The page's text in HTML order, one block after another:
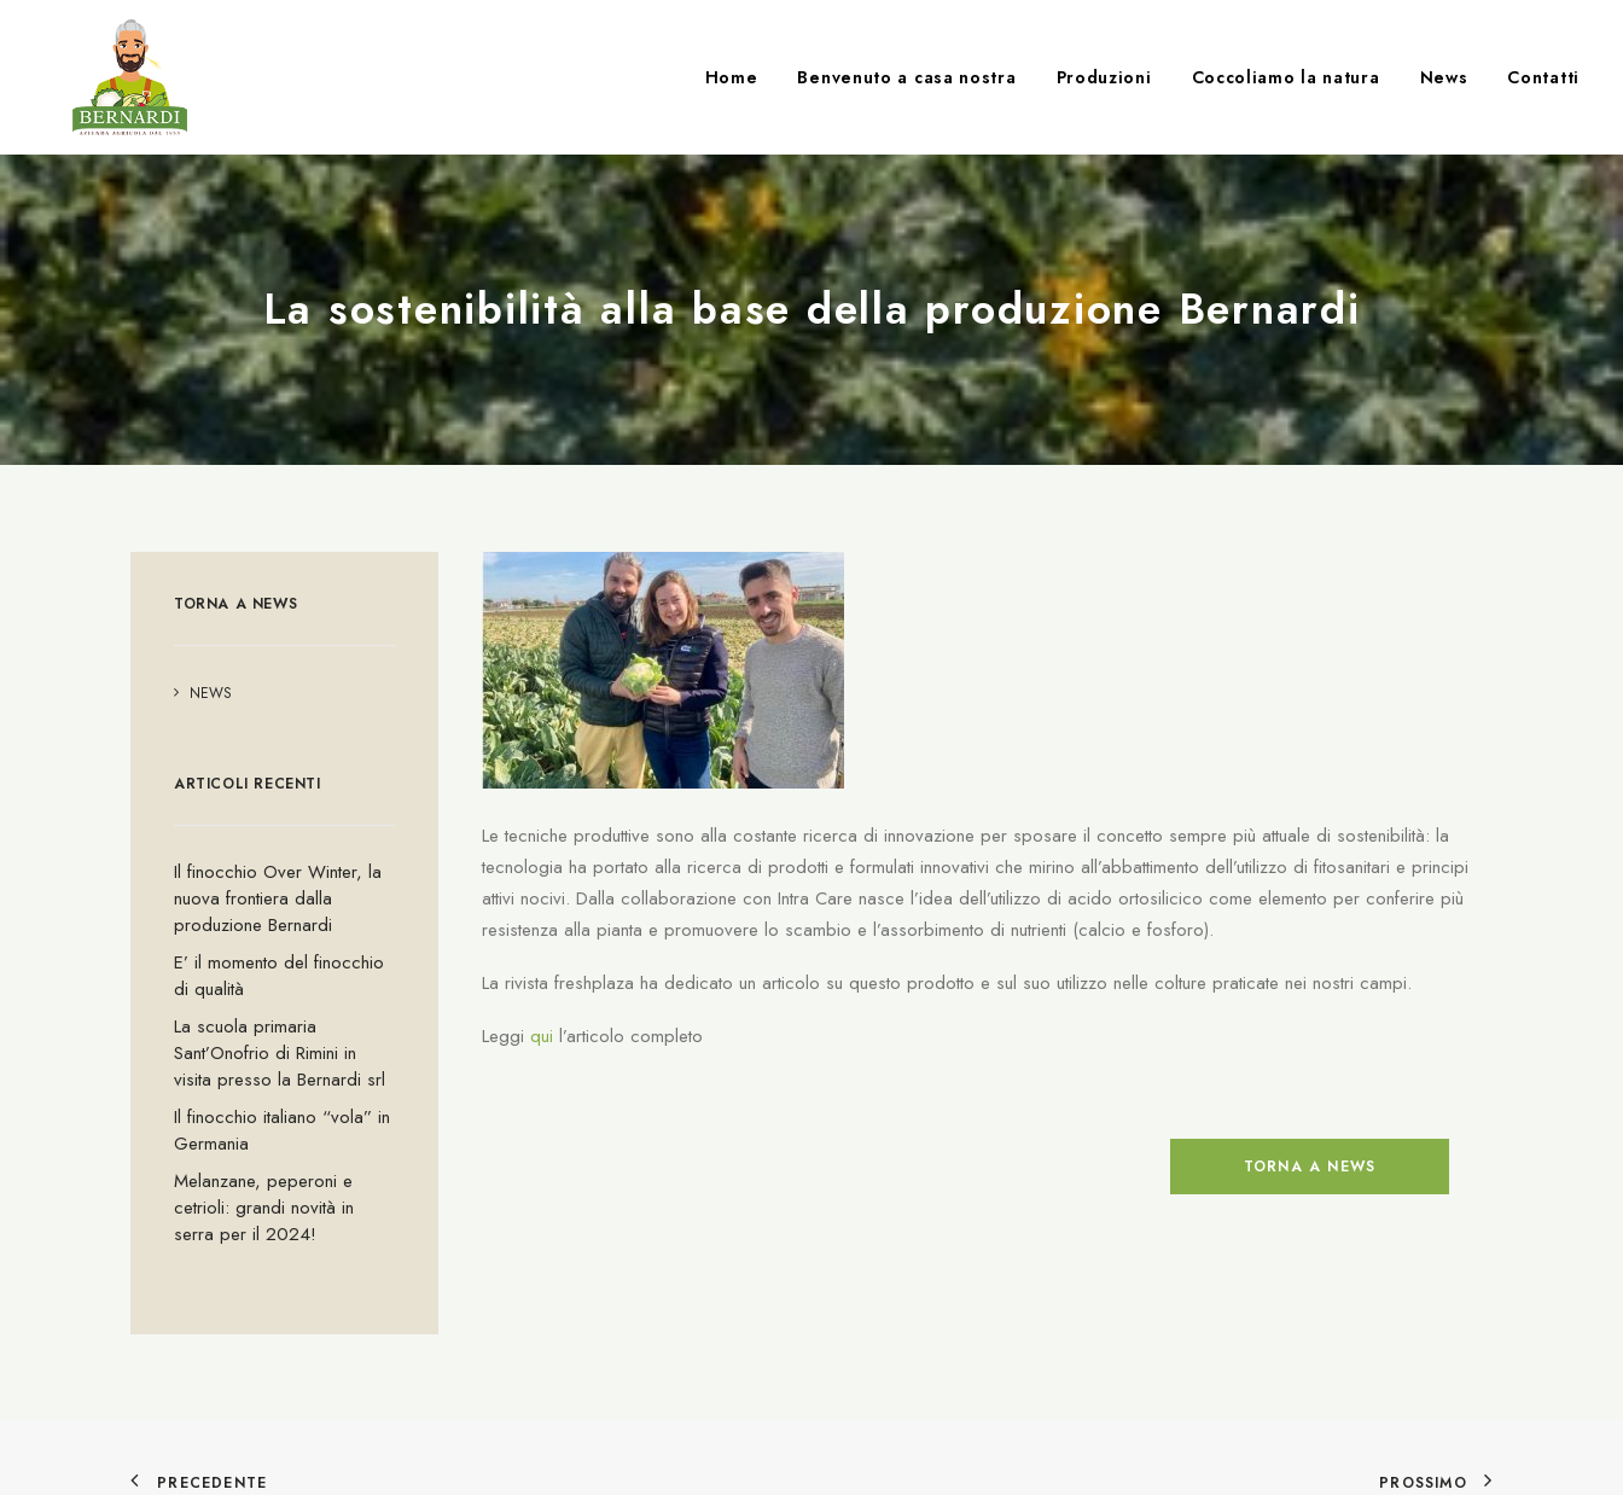
Home Benvenuto a casa nostra Produzioni Coccoliamo la natura News Contatti
La sostenibilità alla base della produzione Bernardi
TORNA A NEWS
NEWS
ARTICOLI RECENTI
Il finocchio Over Winter, la
nuova frontiera dalla
produzione Bernardi
E’ il momento del finocchio
di qualità
La scuola primaria
Sant’Onofrio di Rimini in
visita presso la Bernardi srl
Il finocchio italiano “vola” in
Germania
Melanzane, peperoni e
cetrioli: grandi novità in
serra per il 2024!
Le tecniche produttive sono alla costante ricerca di innovazione per sposare il concetto sempre più attuale di sostenibilità: la
tecnologia ha portato alla ricerca di prodotti e formulati innovativi che mirino all’abbattimento dell’utilizzo di fitosanitari e principi
attivi nocivi. Dalla collaborazione con Intra Care nasce l’idea dell’utilizzo di acido ortosilicico come elemento per conferire più
resistenza alla pianta e promuovere lo scambio e l’assorbimento di nutrienti (calcio e fosforo).
La rivista freshplaza ha dedicato un articolo su questo prodotto e sul suo utilizzo nelle colture praticate nei nostri campi.
Leggi qui l’articolo completo
TORNA A NEWS
PRECEDENTE PROSSIMO